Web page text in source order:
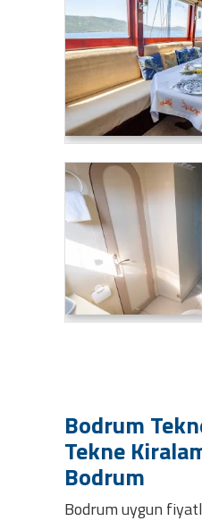
Bodrum
Tekne
Bodrum
Bodrum uygun